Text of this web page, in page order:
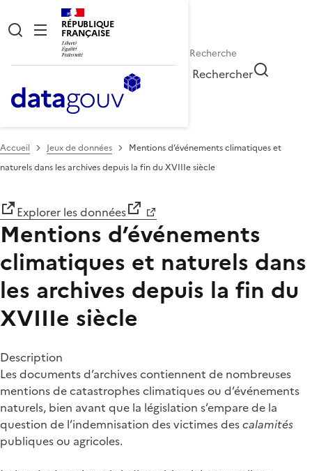
RÉPUBLIQUE
FRANÇAISE
Rechercher
Accueil Jeux de données
Mentions d’événements climatiques et
naturels dans les archives depuis la fin du XVIIIe siècle
Explorer les données
Mentions d’événements
climatiques et naturels dans
les archives depuis la fin du
XVIIIe siècle
Description
Les documents d’archives contiennent de nombreuses
mentions de catastrophes climatiques ou d’événements
naturels, bien avant que la législation s’empare de la
question de l’indemnisation des victimes descalamités
publiques ou agricoles.